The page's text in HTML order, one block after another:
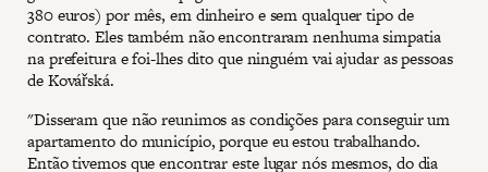
380 euros) por mês, em dinheiro e sem qualquer tipo de
contrato. Eles também não encontraram nenhuma simpatia
na prefeitura e foi-lhes dito que ninguém vai ajudar as pessoas
de Kovářská.
"Disseram que não reunimos as condições para conseguir um
apartamento do município, porque eu estou trabalhando.
Então tivemos que encontrar este lugar nós mesmos, do dia